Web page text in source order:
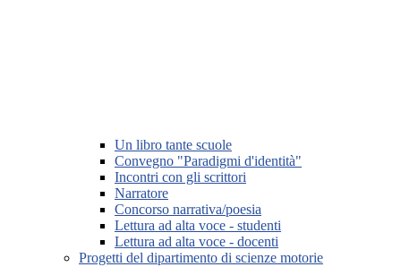
Un libro tante scuole
Convegno "Paradigmi d'identità"
Incontri con gli scrittori
Narratore
Concorso narrativa/poesia
Lettura ad alta voce - studenti
Lettura ad alta voce - docenti
Progetti del dipartimento di scienze motorie